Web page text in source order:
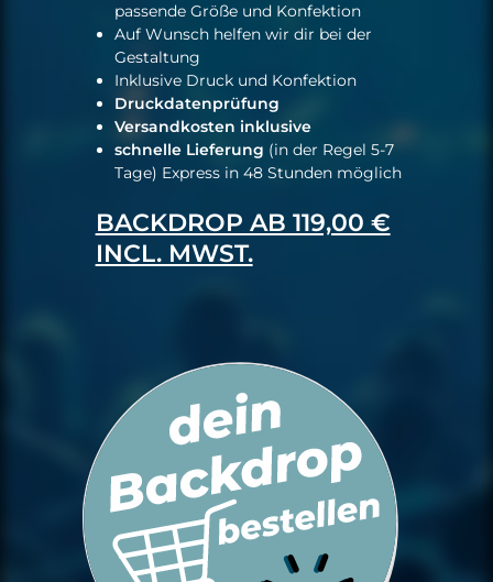
passende Größe und Konfektion
Auf Wunsch helfen wir dir bei der
Gestaltung
Inklusive Druck und Konfektion
Druckdatenprüfung
Versandkosten inklusive
schnelle Lieferung (in der Regel 5-7
Tage) Express in 48 Stunden möglich
BACKDROP AB 119,00 €
INCL. MWST.